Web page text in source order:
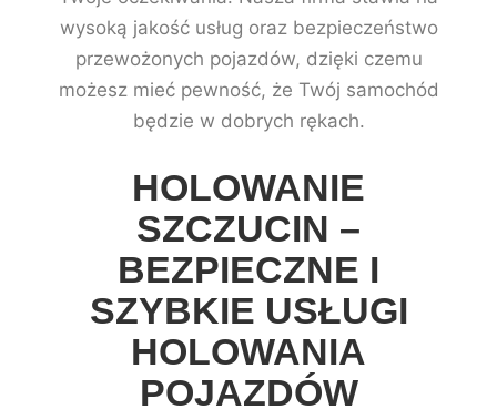
wysoką jakość usług oraz bezpieczeństwo
przewożonych pojazdów, dzięki czemu
możesz mieć pewność, że Twój samochód
będzie w dobrych rękach.
HOLOWANIE
SZCZUCIN –
BEZPIECZNE I
SZYBKIE USŁUGI
HOLOWANIA
POJAZDÓW